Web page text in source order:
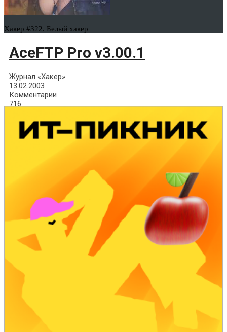
Хакер #322. Белый хакер
AceFTP Pro v3.00.1
Журнал «Хакер»
13.02.2003
Комментарии
716